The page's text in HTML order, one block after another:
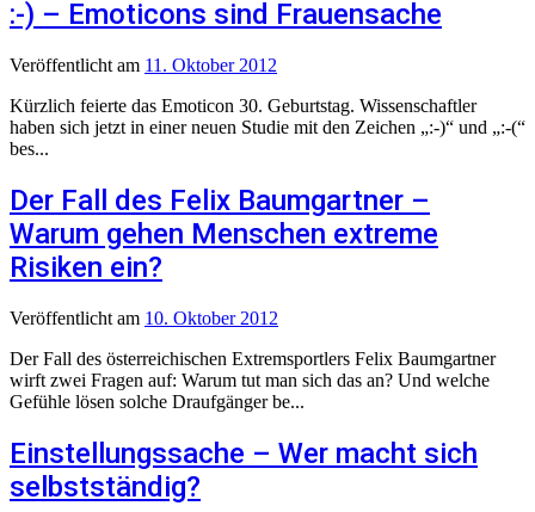
:-) – Emoticons sind Frauensache
Veröffentlicht am 11. Oktober 2012
Kürzlich feierte das Emoticon 30. Geburtstag. Wissenschaftler
haben sich jetzt in einer neuen Studie mit den Zeichen „:-)“ und „:-(“
bes...
Der Fall des Felix Baumgartner –
Warum gehen Menschen extreme
Risiken ein?
Veröffentlicht am 10. Oktober 2012
Der Fall des österreichischen Extremsportlers Felix Baumgartner
wirft zwei Fragen auf: Warum tut man sich das an? Und welche
Gefühle lösen solche Draufgänger be...
Einstellungssache – Wer macht sich
selbstständig?